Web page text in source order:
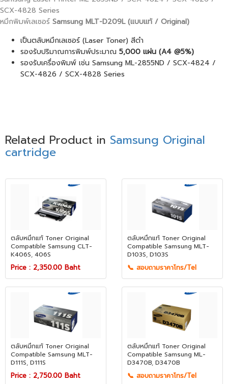
SCX-4828 Series
หมึกพิมพ์เลเซอร์Samsung​ MLT-D209L (แบบแท้ / Original)
เป็นตลับหมึกเลเซอร์ (Laser Toner) สีดำ
รองรับปริมาณการพิมพ์ประมาณ 5,000 แผ่น (A4 @5%)
รองรับเครื่องพิมพ์ เช่น Samsung ML-2855ND / SCX-4824 /
SCX-4826 / SCX-4828 Series
Related Product in Samsung Original
cartridge
ตลับหมึกแท้ Toner Original
Compatible Samsung​​​​​​​ CLT-
K406S, 406S
Price : 2,350.00 Baht
ตลับหมึกแท้ Toner Original
Compatible Samsung​​​​​​​ MLT-
D103S, D103S
📞 สอบถามราคาโทร/Tel
ตลับหมึกแท้ Toner Original
Compatible Samsung​​​​​​​ MLT-
D111S, D111S
Price : 2,750.00 Baht
ตลับหมึกแท้ Toner Original
Compatible Samsung​​​​​​​ ML-
D3470B, D3470B
📞 สอบถามราคาโทร/Tel